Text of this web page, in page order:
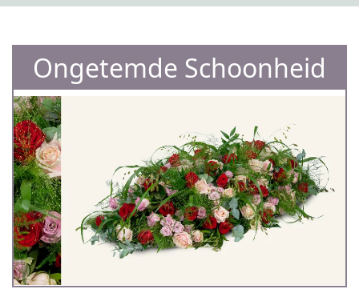
Ongetemde Schoonheid